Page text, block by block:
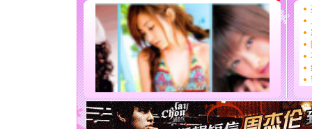
道一声
[春节]
传
片叶子
送你一
[圣诞节]
你太多
要平安
[圣诞节]
能正大光
天都要快
[圣诞节]